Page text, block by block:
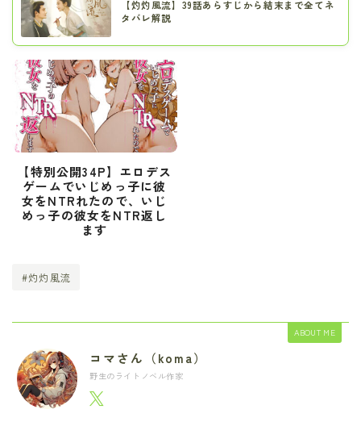
【灼灼風流】39話あらすじから結末まで全てネ
タバレ解説
【特別公開34P】エロデス
ゲームでいじめっ子に彼
女をNTRれたので、いじ
めっ子の彼女をNTR返し
ます
#灼灼風流
ABOUT ME
コマさん（koma）
野生のライトノベル作家